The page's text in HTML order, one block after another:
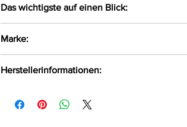
Das wichtigste auf einen Blick:
Spitzenrand
rückseitige Naht
Größe:1/2, 3/4, 5
Material:
87% Polyamid, 13% Elasthan
Marke:
Herstellerinformationen:
Ul. Siemońska 11